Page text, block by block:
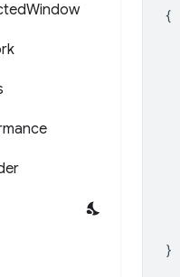
Window
{
}